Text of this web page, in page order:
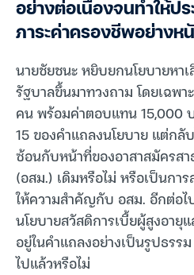
อย่างต่อเนื่องจนทำให้ป
ภาระค่าครองชีพอย่างห
นายชัยชนะ หยิบยกนโยบายหา
รัฐบาลขึ้นมาทวงถาม โดยเฉพ
คน พร้อมค่าตอบแทน 15,000
15 ของคำแถลงนโยบาย แต่กลั
ซ้อนกับหน้าที่ของอาสาสมัครส
(อสม.) เดิมหรือไม่ หรือเป็นก
ให้ความสำคัญกับ อสม. อีกต่อไ
นโยบายสวัสดิการเบี้ยผู้สูงอายุ
อยู่ในคำแถลงอย่างเป็นรูปธร
ไปแล้วหรือไม่